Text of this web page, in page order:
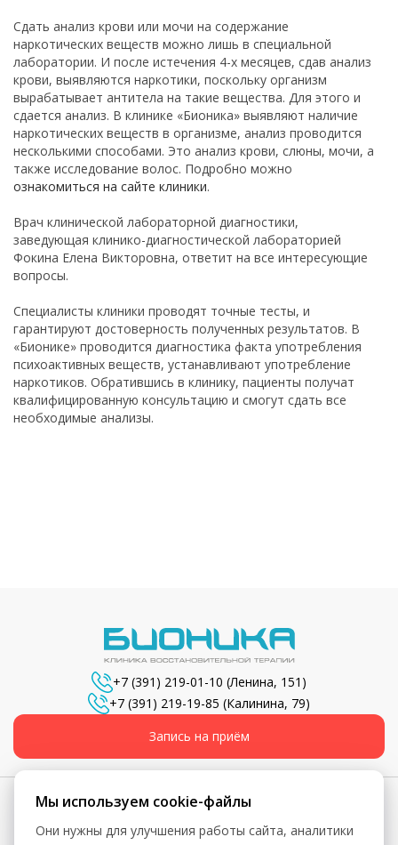
Сдать анализ крови или мочи на содержание
наркотических веществ можно лишь в специальной
лаборатории. И после истечения 4-х месяцев, сдав анализ
крови, выявляются наркотики, поскольку организм
вырабатывает антитела на такие вещества. Для этого и
сдается анализ. В клинике «Бионика» выявляют наличие
наркотических веществ в организме, анализ проводится
несколькими способами. Это анализ крови, слюны, мочи, а
также исследование волос. Подробно можно
ознакомиться на сайте клиники.
Врач клинической лабораторной диагностики,
заведующая клинико-диагностической лабораторией
Фокина Елена Викторовна, ответит на все интересующие
вопросы.
Специалисты клиники проводят точные тесты, и
гарантируют достоверность полученных результатов. В
«Бионике» проводится диагностика факта употребления
психоактивных веществ, устанавливают употребление
наркотиков. Обратившись в клинику, пациенты получат
квалифицированную консультацию и смогут сдать все
необходимые анализы.
+7 (391) 219-01-10 (Ленина, 151)
+7 (391) 219-19-85 (Калинина, 79)
Запись на приём
© 2026, Бионика - Сеть медицинских центров
Мы используем cookie-файлы
Они нужны для улучшения работы сайта, аналитики